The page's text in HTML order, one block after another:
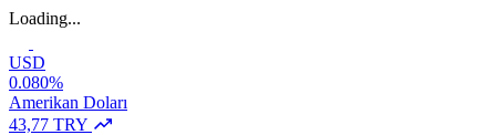
Loading...
USD
0.080%
Amerikan Doları
43,77 TRY